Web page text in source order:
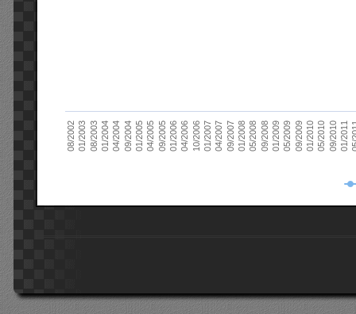
08/200201/200308/200301/200404/200409/200401/200504/200509/200501/200604/200610/200601/200704/200709/200701/200805/200809/200801/200905/200909/200901/201005/201009/201001/2011